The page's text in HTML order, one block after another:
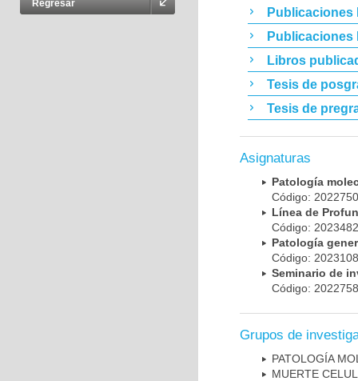
Regresar
Publicaciones
Publicaciones
Libros
Tesis de
Tesis de
Asignaturas
Patología
Código:
Línea de
Código:
Patología
Código:
Seminario de
Código:
Grupos de
PATOLOGÍA
MUERTE